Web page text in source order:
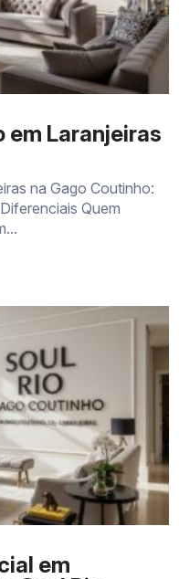
em Laranjeiras
na Gago Coutinho:
Quem
em